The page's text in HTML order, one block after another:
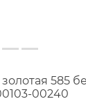
585
00240